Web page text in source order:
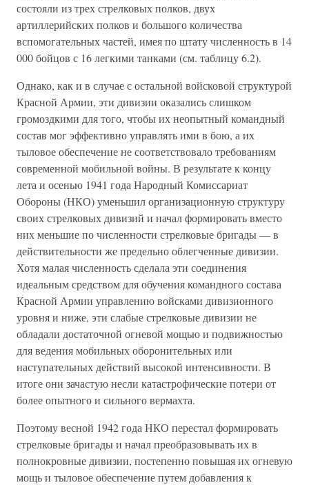
состояли из трех стрелковых полков, двух
артиллерийских полков и большого количества
вспомогательных частей, имея по штату численность в 14
000 бойцов с 16 легкими танками (см. таблицу 6.2).
Однако, как и в случае с остальной войсковой структурой
Красной Армии, эти дивизии оказались слишком
громоздкими для того, чтобы их неопытный командный
состав мог эффективно управлять ими в бою, а их
тыловое обеспечение не соответствовало требованиям
современной мобильной войны. В результате к концу
лета и осенью 1941 года Народный Комиссариат
Обороны (НКО) уменьшил организационную структуру
своих стрелковых дивизий и начал формировать вместо
них меньшие по численности стрелковые бригады — в
действительности же предельно облегченные дивизии.
Хотя малая численность сделала эти соединения
идеальным средством для обучения командного состава
Красной Армии управлению войсками дивизионного
уровня и ниже, эти слабые стрелковые дивизии не
обладали достаточной огневой мощью и подвижностью
для ведения мобильных оборонительных или
наступательных действий высокой интенсивности. В
итоге они зачастую несли катастрофические потери от
более опытного и сильного вермахта.
Поэтому весной 1942 года НКО перестал формировать
стрелковые бригады и начал преобразовывать их в
полнокровные дивизии, постепенно повышая их огневую
мощь и тыловое обеспечение путем добавления к